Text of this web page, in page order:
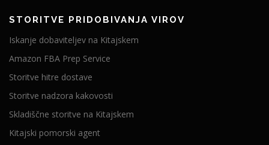
STORITVE PRIDOBIVANJA VIROV
Iskanje dobaviteljev na Kitajskem
Amazon FBA Prep Service
Storitve hitre dostave
Storitve nadzora kakovosti
Skladiščne storitve na Kitajskem
Kitajski pomorski agent